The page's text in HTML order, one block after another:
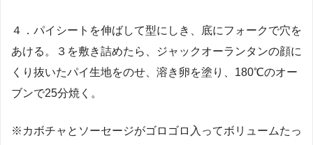
４．パイシートを伸ばして型にしき、底にフォークで穴を
あける。３を敷き詰めたら、ジャックオーランタンの顔に
くり抜いたパイ生地をのせ、溶き卵を塗り、180℃のオー
ブンで25分焼く。
※カボチャとソーセージがゴロゴロ入ってボリュームたっ